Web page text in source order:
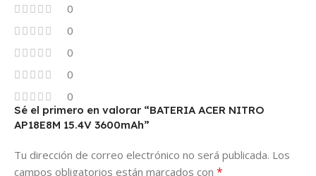
0
0
0
0
0
Sé el primero en valorar “BATERIA ACER NITRO
AP18E8M 15.4V 3600mAh”
Tu dirección de correo electrónico no será publicada. Los
campos obligatorios están marcados con *